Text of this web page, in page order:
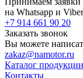
на Whatsapp и Viber
+7 914 661 90 20
Заказать звонок
Вы можете
zakaz@namotor.ru
Каталог продукции
Контакты